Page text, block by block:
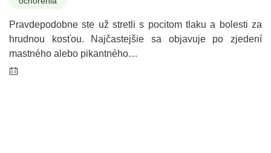
Pravdepodobne ste už stretli s pocitom tlaku a bolesti za
hrudnou kosťou. Najčastejšie sa objavuje po zjedení
mastného alebo pikantného…